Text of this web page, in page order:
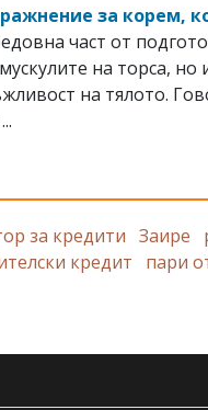
за корем,
част от
на торса, но
на тялото.
за кредити Заире
кредит
пари